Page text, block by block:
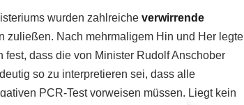
wurden zahlreiche verwirrende
zuließen. Nach mehrmaligem Hin und Her legte
dass die von Minister Rudolf Anschober
so zu interpretieren sei, dass alle
PCR-Test vorweisen müssen. Liegt kein